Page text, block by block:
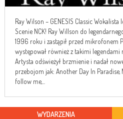
Ray Wilson – GENESIS Classic
Scenie NCK! Ray Willson do
1996 roku i zastąpił przed mikrofonem
występował również z takimi legendami
Artysta odświeżył brzmienie i nadał
przebojom jak: Another Day In Paradise,
follow me,...
WYDARZENIA